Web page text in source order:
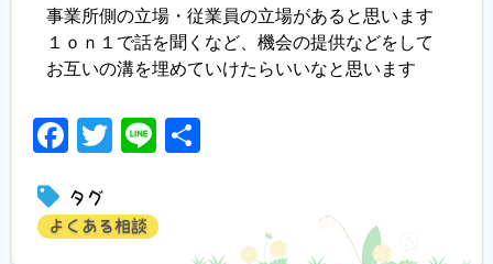
事業所側の立場・従業員の立場があると思います
１ｏｎ１で話を聞くなど、機会の提供などをして
お互いの溝を埋めていけたらいいなと思います
Facebook
Twitter
Line
タグ
よくある相談